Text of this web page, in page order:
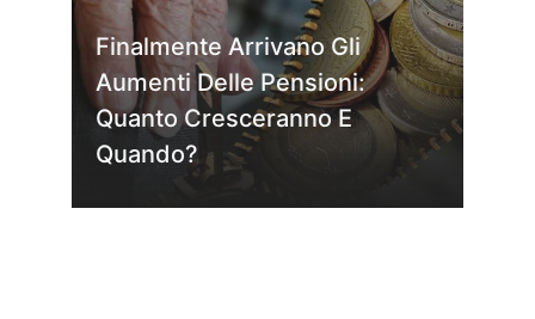
Finalmente Arrivano Gli
Aumenti Delle Pensioni:
Quanto Cresceranno E
Quando?